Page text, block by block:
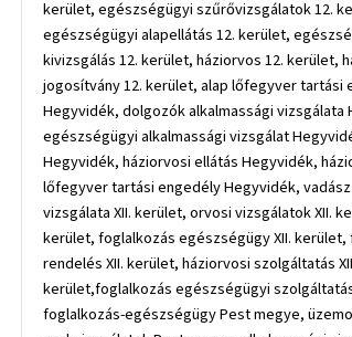
kerület, egészségügyi szűrővizsgálatok 12.
egészségügyi alapellátás 12. kerület,
kivizsgálás 12. kerület, háziorvos 12. kerület,
jogosítvány 12. kerület, alap lőfegyver
Hegyvidék, dolgozók alkalmassági
egészségügyi alkalmassági vizsgálat
Hegyvidék, háziorvosi ellátás Hegyvidék,
lőfegyver tartási engedély Hegyvidék,
vizsgálata XII. kerület, orvosi vizsgálatok XII.
kerület, foglalkozás egészségügy XII.
rendelés XII. kerület, háziorvosi szolgáltatás
kerület,foglalkozás egészségügyi
foglalkozás-egészségügy Pest megye,